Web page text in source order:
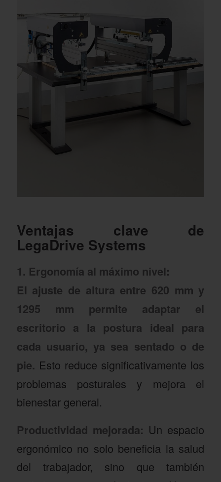
Ventajas clave de
LegaDrive Systems
1. Ergonomía al máximo nivel:
El ajuste de altura entre 620 mm y
1295 mm permite adaptar el
escritorio a la postura ideal para
cada usuario, ya sea sentado o de
pie. Esto reduce significativamente los
problemas posturales y mejora el
bienestar general.
Productividad mejorada: Un espacio
ergonómico no solo beneficia la salud
del trabajador, sino que también